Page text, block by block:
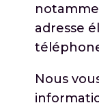
adresse
Nous